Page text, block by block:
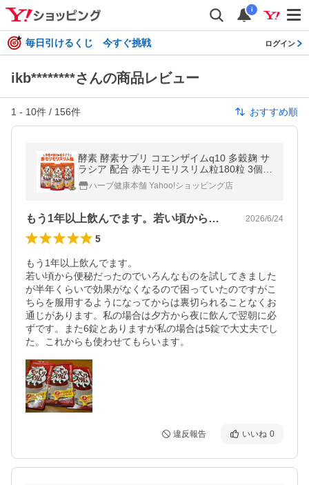
i
毎日引けるくじ 今すぐ挑戦 ログイン
ikb********さんの商品レビュー
1 - 10件 / 156件 おすすめ順
酵素 酵素サプリ コエンザイムq10 多穀麹 サ
ラシア 配合 赤モリモリスリム粒180粒 3個セ
ット（90日分）国内製造 [ ハーブ健康本舗 ]
ハーブ健康本舗 Yahoo!ショッピング店
もう1年以上飲んでます。若い頃から便秘… 2026/6/24
5
もう1年以上飲んでます。
若い頃から便秘だったのでいろんなものを試してきました
が半年くらいで効果がなくなるので困っていたのですがこ
ちらを服用するようになってからは裏切られることなくお
通じがあります。私の場合は夕方から夜に飲んで翌朝に必
ずです。また6錠とありますが私の場合は5錠で大丈夫でし
た。これからも使わせてもらいます。
違反報告 いいね 0